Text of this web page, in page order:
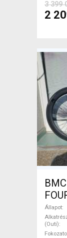
3 399
2
Di2
Állapot
(Outi)